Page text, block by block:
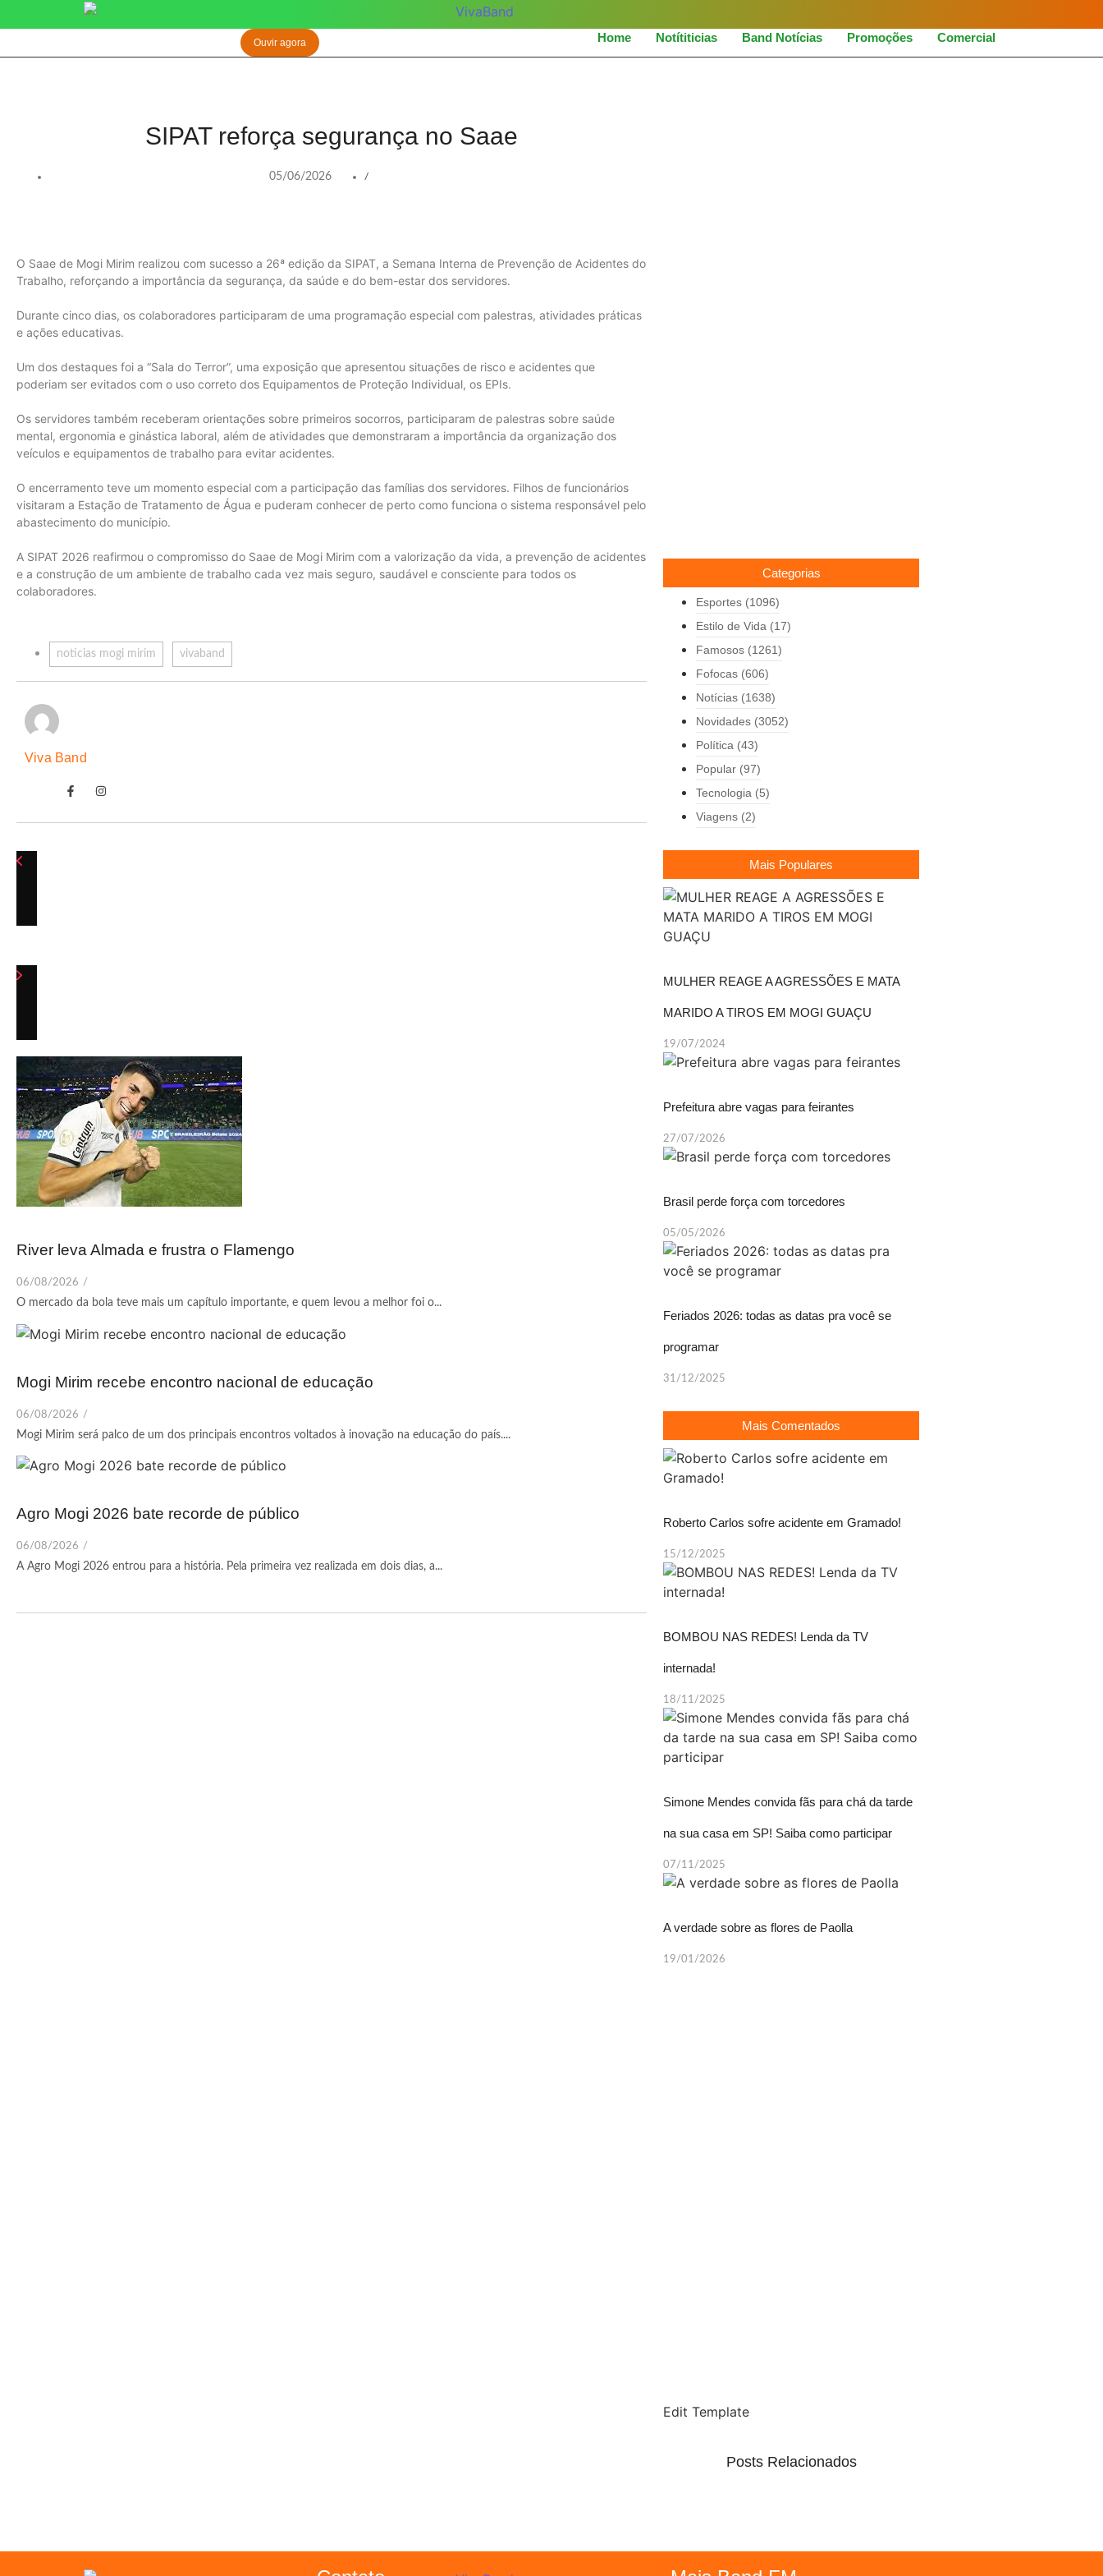
Home Notítiticias Band Notícias Promoções Comercial
Ouvir agora
SIPAT reforça segurança no Saae
05/06/2026 /
O Saae de Mogi Mirim realizou com sucesso a 26ª edição da SIPAT, a Semana Interna de Prevenção de Acidentes do
Trabalho, reforçando a importância da segurança, da saúde e do bem-estar dos servidores.
Durante cinco dias, os colaboradores participaram de uma programação especial com palestras, atividades práticas
e ações educativas.
Um dos destaques foi a “Sala do Terror”, uma exposição que apresentou situações de risco e acidentes que
poderiam ser evitados com o uso correto dos Equipamentos de Proteção Individual, os EPIs.
Os servidores também receberam orientações sobre primeiros socorros, participaram de palestras sobre saúde
mental, ergonomia e ginástica laboral, além de atividades que demonstraram a importância da organização dos
veículos e equipamentos de trabalho para evitar acidentes.
O encerramento teve um momento especial com a participação das famílias dos servidores. Filhos de funcionários
visitaram a Estação de Tratamento de Água e puderam conhecer de perto como funciona o sistema responsável pelo
abastecimento do município.
A SIPAT 2026 reafirmou o compromisso do Saae de Mogi Mirim com a valorização da vida, a prevenção de acidentes
e a construção de um ambiente de trabalho cada vez mais seguro, saudável e consciente para todos os
colaboradores.
noticias mogi mirim vivaband
Viva Band
River leva Almada e frustra o Flamengo
06/08/2026 /
O mercado da bola teve mais um capítulo importante, e quem levou a melhor foi o...
Mogi Mirim recebe encontro nacional de educação
06/08/2026 /
Mogi Mirim será palco de um dos principais encontros voltados à inovação na educação do país....
Agro Mogi 2026 bate recorde de público
06/08/2026 /
A Agro Mogi 2026 entrou para a história. Pela primeira vez realizada em dois dias, a...
Mais Populares
MULHER REAGE A AGRESSÕES E MATA
MARIDO A TIROS EM MOGI GUAÇU
19/07/2024
Prefeitura abre vagas para feirantes
27/07/2026
Brasil perde força com torcedores
05/05/2026
Feriados 2026: todas as datas pra você se
programar
31/12/2025
Mais Comentados
Roberto Carlos sofre acidente em Gramado!
15/12/2025
BOMBOU NAS REDES! Lenda da TV
internada!
18/11/2025
Simone Mendes convida fãs para chá da tarde
na sua casa em SP! Saiba como participar
07/11/2025
A verdade sobre as flores de Paolla
19/01/2026
Categorias
Esportes (1096)
Estilo de Vida (17)
Famosos (1261)
Fofocas (606)
Notícias (1638)
Novidades (3052)
Política (43)
Popular (97)
Tecnologia (5)
Viagens (2)
Edit Template
Posts Relacionados